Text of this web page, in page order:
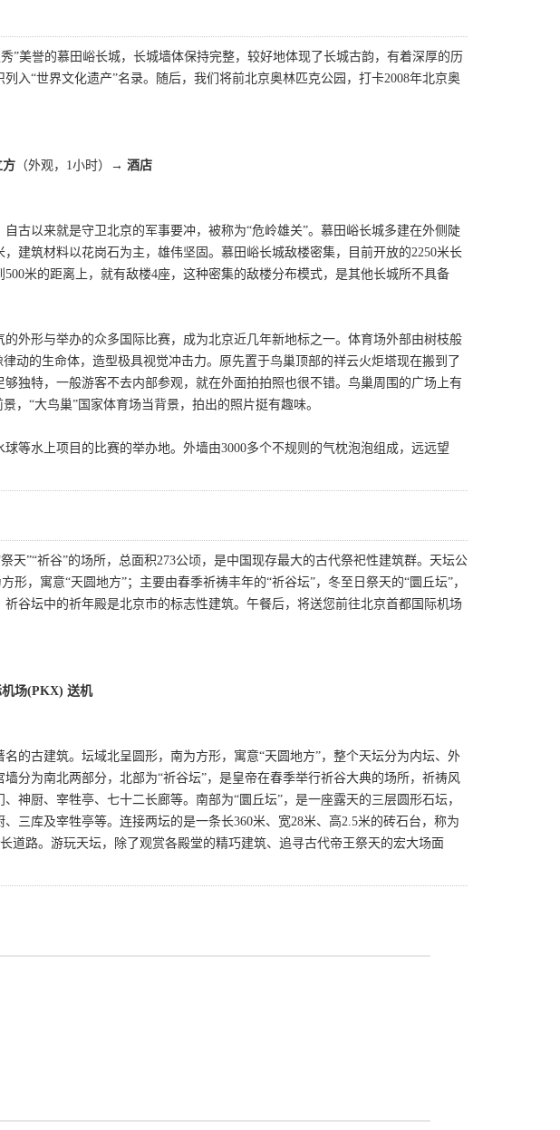
”美誉的慕田峪长城，长城墙体保持完整，较好地体现了长城古韵，有着深厚的历
入“世界文化遗产”名录。随后，我们将前北京奥林匹克公园，打卡2008年北京奥
方 （外观，1小时）→ 酒店
古以来就是守卫北京的军事要冲，被称为“危岭雄关”。慕田峪长城多建在外侧陡
建筑材料以花岗石为主，雄伟坚固。慕田峪长城敌楼密集，目前开放的2250米长
米的距离上，就有敌楼4座，这种密集的敌楼分布模式，是其他长城所不具备
外形与举办的众多国际比赛，成为北京近几年新地标之一。体育场外部由树枝般
动的生命体，造型极具视觉冲击力。原先置于鸟巢顶部的祥云火炬塔现在搬到了
独特，一般游客不去内部参观，就在外面拍拍照也很不错。鸟巢周围的广场上有
，“大鸟巢”国家体育场当背景，拍出的照片挺有趣味。
等水上项目的比赛的举办地。外墙由3000多个不规则的气枕泡泡组成，远远望
”“祈谷”的场所，总面积273公顷，是中国现存最大的古代祭祀性建筑群。天坛公
，寓意“天圆地方”；主要由春季祈祷丰年的“祈谷坛”，冬至日祭天的“圜丘坛”，
谷坛中的祈年殿是北京市的标志性建筑。午餐后，将送您前往北京首都国际机场
场(PKX) 送机
的古建筑。坛域北呈圆形，南为方形，寓意“天圆地方”，整个天坛分为内坛、外
分为南北两部分，北部为“祈谷坛”，是皇帝在春季举行祈谷大典的场所，祈祷风
神厨、宰牲亭、七十二长廊等。南部为“圜丘坛”，是一座露天的三层圆形石坛，
三库及宰牲亭等。连接两坛的是一条长360米、宽28米、高2.5米的砖石台，称为
道路。游玩天坛，除了观赏各殿堂的精巧建筑、追寻古代帝王祭天的宏大场面